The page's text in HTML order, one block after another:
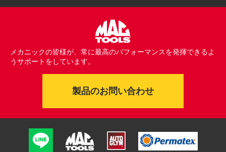
メカニックの皆様が、常に最高のパフォーマンスを発揮できるよ
うサポートをしています。
製品のお問い合わせ